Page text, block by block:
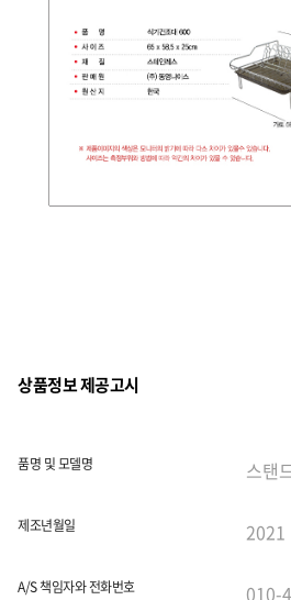
상품정보 제공고시
품명 및 모델명
제조년월일
A/S 책임자와 전화번호